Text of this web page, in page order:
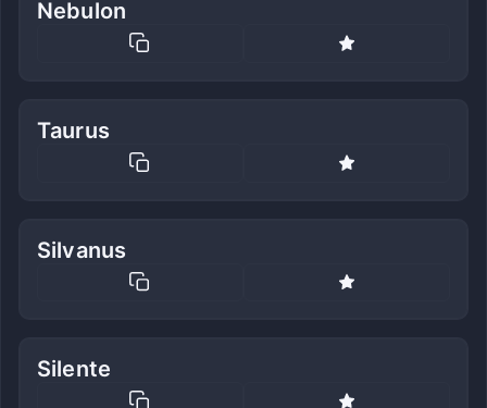
Nebulon
Taurus
Silvanus
Silente